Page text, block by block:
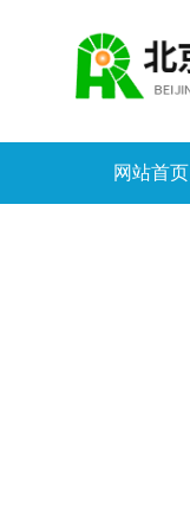
网站首页